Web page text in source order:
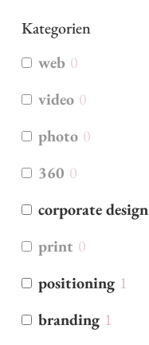
Kategorien
web 0
video 0
photo 0
360 0
corporate design
print 0
positioning 1
branding 1